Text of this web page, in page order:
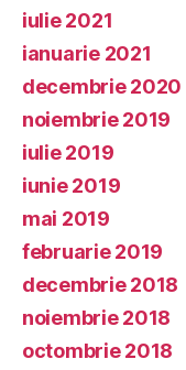
iulie 2021
ianuarie 2021
decembrie 2020
noiembrie 2019
iulie 2019
iunie 2019
mai 2019
februarie 2019
decembrie 2018
noiembrie 2018
octombrie 2018